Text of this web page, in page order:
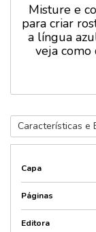
Misture e
para criar
a língua
veja como
Características e
Capa
Páginas
Editora